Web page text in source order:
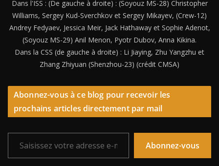
Dans l'ISS : (De gauche à droite) : (Soyouz MS-28) Christopher
Williams, Sergey Kud-Sverchkov et Sergey Mikayev, (Crew-12)
Andrey Fedyaev, Jessica Meir, Jack Hathaway et Sophie Adenot,
(Soyouz MS-29) Anil Menon, Pyotr Dubov, Anna Kikina.
Dans la CSS (de gauche à droite) : Li Jiaying, Zhu Yangzhu et
Zhang Zhiyuan (Shenzhou-23) (crédit CMSA)
Abonnez-vous à ce blog pour recevoir les
prochains articles directement par mail
Saisissez votre adresse e-mail…
Abonnez-vous